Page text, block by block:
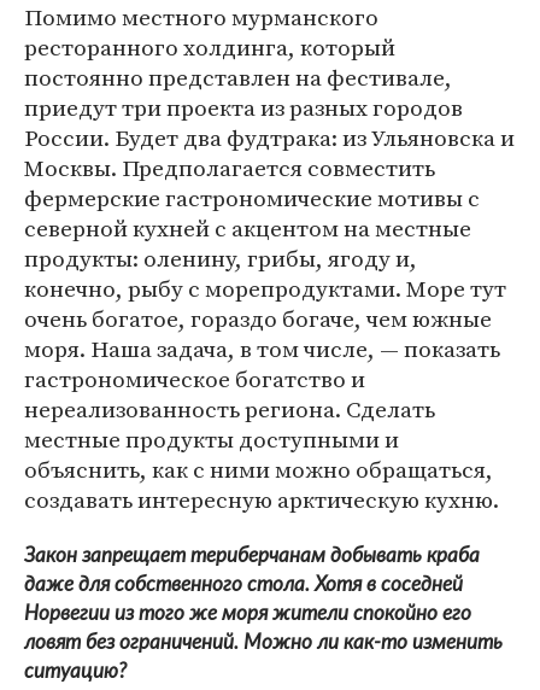
Помимо местного мурманского
ресторанного холдинга, который
постоянно представлен на фестивале,
приедут три проекта из разных городов
России. Будет два фудтрака: из Ульяновска и
Москвы. Предполагается совместить
фермерские гастрономические мотивы с
северной кухней с акцентом на местные
продукты: оленину, грибы, ягоду и,
конечно, рыбу с морепродуктами. Море тут
очень богатое, гораздо богаче, чем южные
моря. Наша задача, в том числе, — показать
гастрономическое богатство и
нереализованность региона. Сделать
местные продукты доступными и
объяснить, как с ними можно обращаться,
создавать интересную арктическую кухню.
Закон запрещает териберчанам добывать краба
даже для собственного стола. Хотя в соседней
Норвегии из того же моря жители спокойно его
ловят без ограничений. Можно ли как-то изменить
ситуацию?